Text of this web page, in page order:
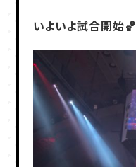
いよいよ試合開始🏀